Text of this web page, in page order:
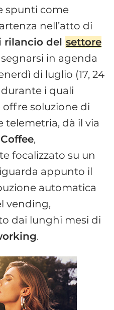
spunti come
nell’atto di
rilancio del settore
in agenda
di luglio (17, 24
i quali
offre soluzione di
dà il via
,
focalizzato su un
appunto il
automatica
vending,
dai lunghi mesi di
.